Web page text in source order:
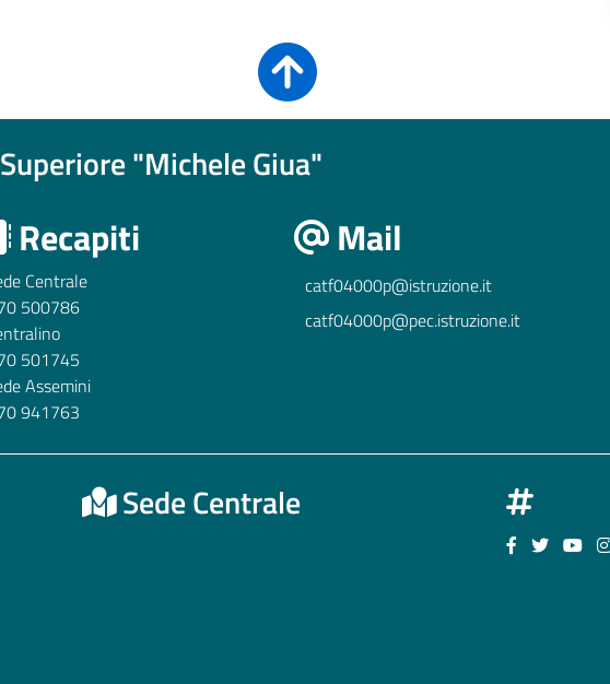
"Michele Giua"
Recapiti
Centrale
500786
501745
Assemini
941763
Mail
catf04000p@istruzione.it
catf04000p@pec.istruzione.it
Sede Centrale
Seguici su
Seguici